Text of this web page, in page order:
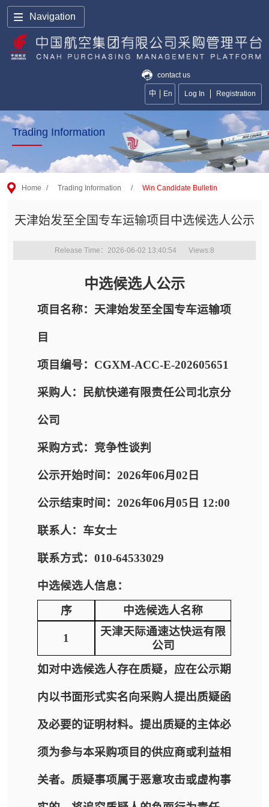
Navigation
contact us
中 En Log In Registration
Trading Information
Home / Trading Information / Win Candidate Bulletin
天津始发至全国专车运输项目中选候选人公示
Release Time：2026-06-02 13:40:54 Views:8
中选候选人公示
项目名称：天津始发至全国专车运输项
目
项目编号：CGXM-ACC-E-202605651
采购人：民航快递有限责任公司北京分
公司
采购方式：竞争性谈判
公示开始时间：2026年06月02日
公示结束时间：2026年06月05日 12:00
联系人：车女士
联系方式：010-64533029
中选候选人信息：
序
中选候选人名称
1
天津天际通速达快运有限
公司
如对中选候选人存在质疑，应在公示期
内以书面形式实名向采购人提出质疑函
及必要的证明材料。提出质疑的主体必
须为参与本采购项目的供应商或利益相
关者。质疑事项属于恶意攻击或虚构事